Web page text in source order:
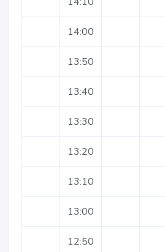
14:00
13:50
13:40
13:30
13:20
13:10
13:00
12:50